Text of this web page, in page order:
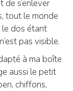
de s’enlever
tout le monde
le dos étant
pas visible.
à ma boîte
aussi le petit
chiffons,